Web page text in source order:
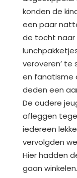
konden de
een paar
de tocht naar
veroveren’ te
en fanatisme
deden een
De oudere
afleggen
iedereen
vervolgden
Hier hadden
gaan